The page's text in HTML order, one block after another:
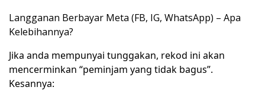
Langganan Berbayar Meta (FB, IG, WhatsApp) – Apa
Kelebihannya?
Jika anda mempunyai tunggakan, rekod ini akan
mencerminkan “peminjam yang tidak bagus”.
Kesannya: